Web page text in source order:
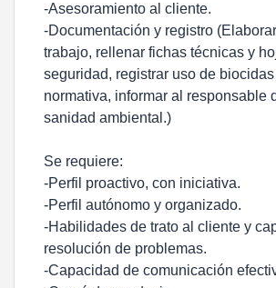
-Asesoramiento al cliente.
-Documentación y registro
trabajo, rellenar fichas técnicas y
seguridad, registrar uso de
normativa, informar al responsable
sanidad ambiental.)
Se requiere:
-Perfil proactivo, con iniciativa.
-Perfil autónomo y organizado.
-Habilidades de trato al cliente y
resolución de problemas.
-Capacidad de comunicación